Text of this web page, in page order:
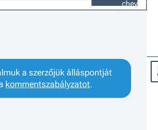
a szerzőjük álláspontját
kommentszabályzatot.